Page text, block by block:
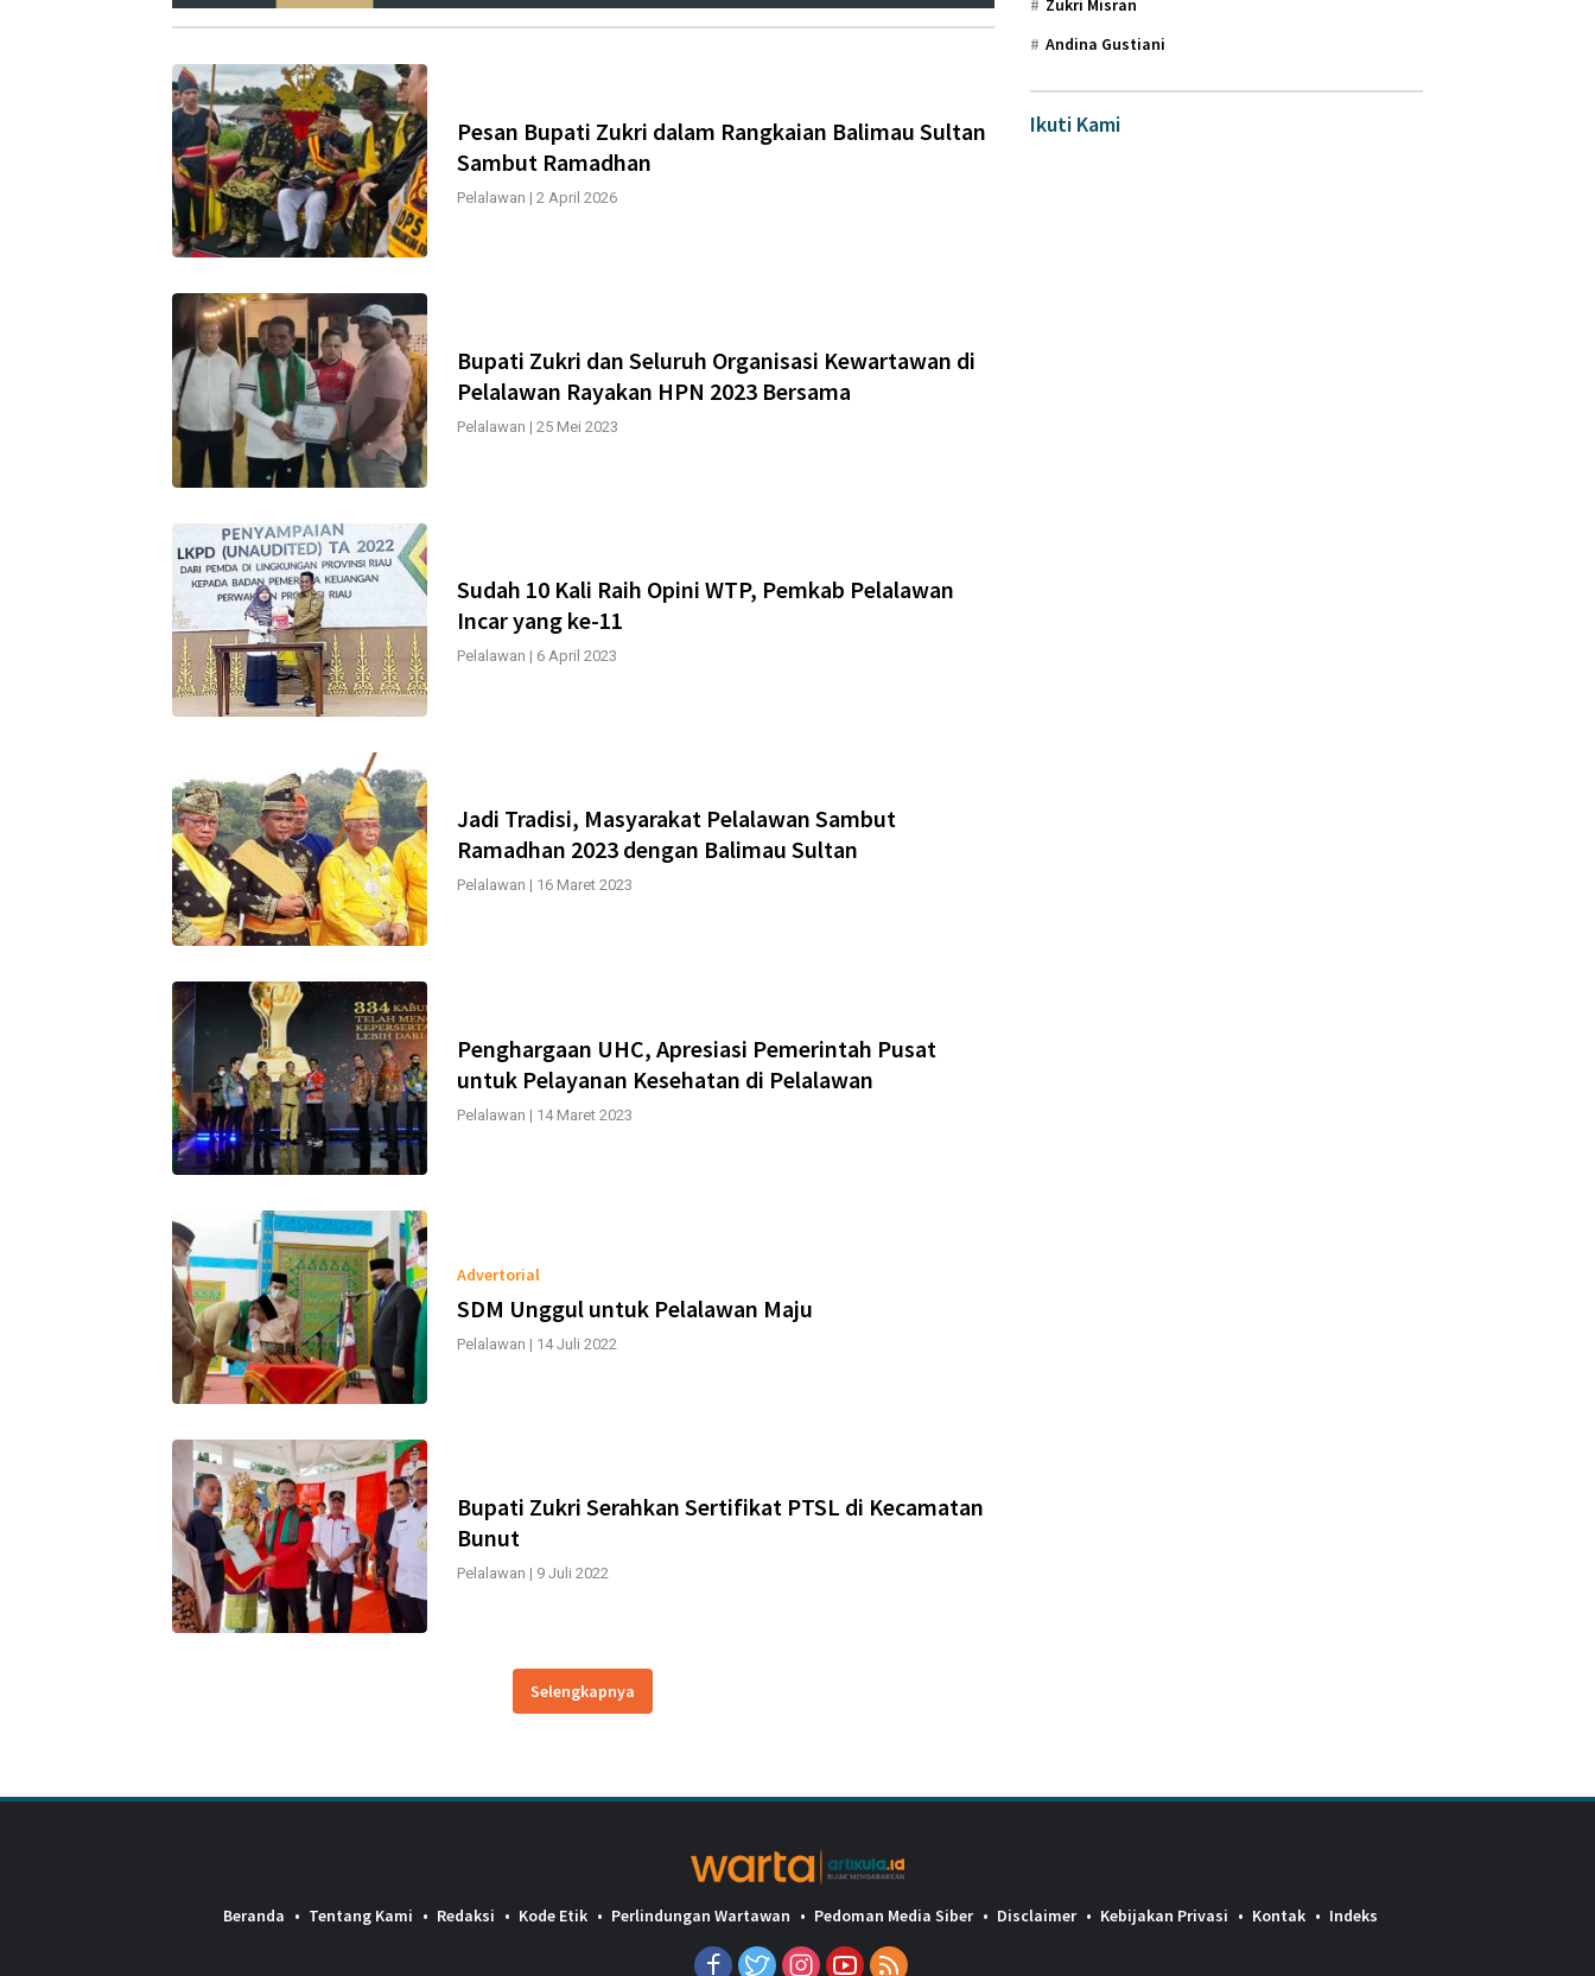
Pesan Bupati Zukri dalam Rangkaian Balimau Sultan
Sambut Ramadhan
Pelalawan | 2 April 2026
Bupati Zukri dan Seluruh Organisasi Kewartawan di
Pelalawan Rayakan HPN 2023 Bersama
Pelalawan | 25 Mei 2023
Sudah 10 Kali Raih Opini WTP, Pemkab Pelalawan
Incar yang ke-11
Pelalawan | 6 April 2023
Jadi Tradisi, Masyarakat Pelalawan Sambut
Ramadhan 2023 dengan Balimau Sultan
Pelalawan | 16 Maret 2023
Penghargaan UHC, Apresiasi Pemerintah Pusat
untuk Pelayanan Kesehatan di Pelalawan
Pelalawan | 14 Maret 2023
Advertorial
SDM Unggul untuk Pelalawan Maju
Pelalawan | 14 Juli 2022
Bupati Zukri Serahkan Sertifikat PTSL di Kecamatan
Bunut
Pelalawan | 9 Juli 2022
Selengkapnya
Zukri Misran
Andina Gustiani
Ikuti Kami
Beranda Tentang Kami Redaksi Kode Etik Perlindungan Wartawan Pedoman Media Siber Disclaimer Kebijakan Privasi Kontak Indeks